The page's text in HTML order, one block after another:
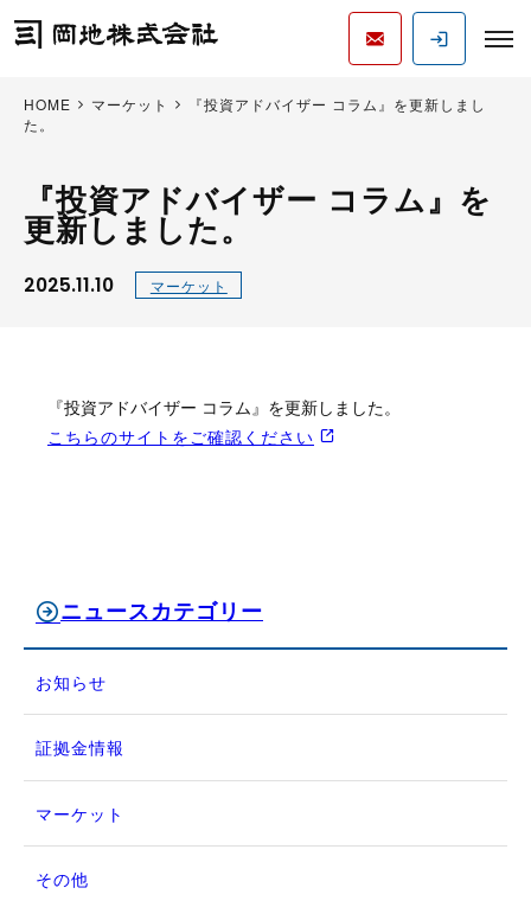
HOME マーケット
『投資アドバイザー コラム』を更新しまし
た。
『投資アドバイザー コラム』を
更新しました。
2025.11.10 マーケット
『投資アドバイザー コラム』を更新しました。
こちらのサイトをご確認ください
ニュースカテゴリー
お知らせ
証拠金情報
マーケット
その他